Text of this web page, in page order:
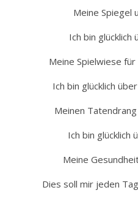
Meine Spiegel
Ich bin glücklich
Meine Spielwiese
Ich bin glücklich
Meinen
Ich bin glücklich
Meine
Dies soll mir jeden